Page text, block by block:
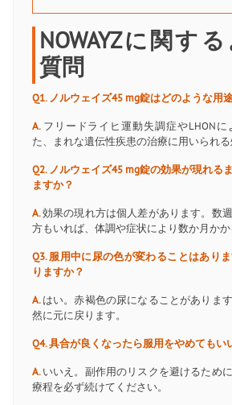
NOWAYZに関す
質問
Q1. ノルウェイズ45 mg錠はどのような用
A. フリードライヒ運動失調症やLHONに
た、まれな遺伝性疾患の治療に用いられる
Q2. ノルウェイズ45 mg錠の効果が現れる
ますか？
A.効果の現れ方は個人差があります。数
方もいれば、体調や症状により数か月かか
Q3. 服用中に尿の色が変わることはあり
りますか？
A.はい。赤褐色の尿になることがありま
然に元に戻ります。
Q4. 具合が良くなったら服用をやめてもい
A.いいえ。副作用のリスクを避けるため
療程を必ず続けてください。